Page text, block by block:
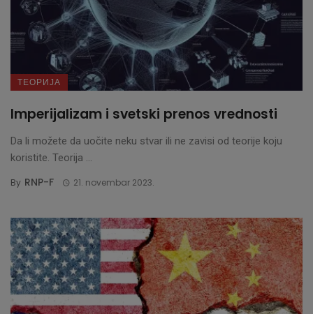
ТЕОРИЈА
Imperijalizam i svetski prenos vrednosti
Da li možete da uočite neku stvar ili ne zavisi od teorije koju
koristite. Teorija ...
By RNP-F 21. novembar 2023.